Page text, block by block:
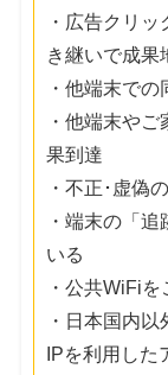
・広告クリ
き継いで成果
・他端末で
・他端末や
果到達
・不正･虚偽
・端末の「
いる
・公共WiFi
・日本国内
IPを利用した